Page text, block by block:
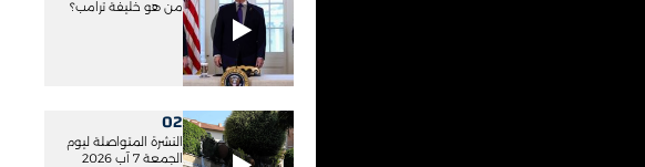
من هو خليفة ترامب؟
02
النشرة المتواصلة ليوم
الجمعة 7 آب 2026